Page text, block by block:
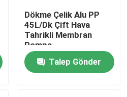
Dökme Çelik Alu PP
45L/Dk Çift Hava
Tahrikli Membran
Pompa
Talep Gönder